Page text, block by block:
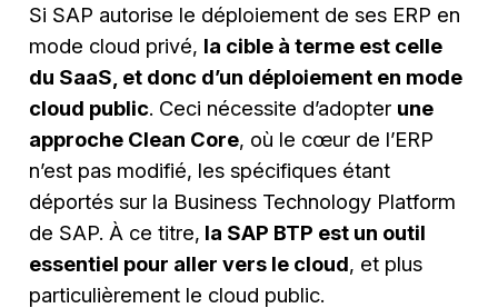
Si SAP autorise le déploiement de ses ERP en
mode cloud privé, la cible à terme est celle
du SaaS, et donc d’un déploiement en mode
cloud public. Ceci nécessite d’adopter une
approche Clean Core, où le cœur de l’ERP
n’est pas modifié, les spécifiques étant
déportés sur la Business Technology Platform
de SAP. À ce titre, la SAP BTP est un outil
essentiel pour aller vers le cloud, et plus
particulièrement le cloud public.